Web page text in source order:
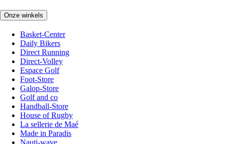
Onze winkels
Basket-Center
Daily Bikers
Direct Running
Direct-Volley
Espace Golf
Foot-Store
Galop-Store
Golf and co
Handball-Store
House of Rugby
La sellerie de Maé
Made in Paradis
Nauti-wave